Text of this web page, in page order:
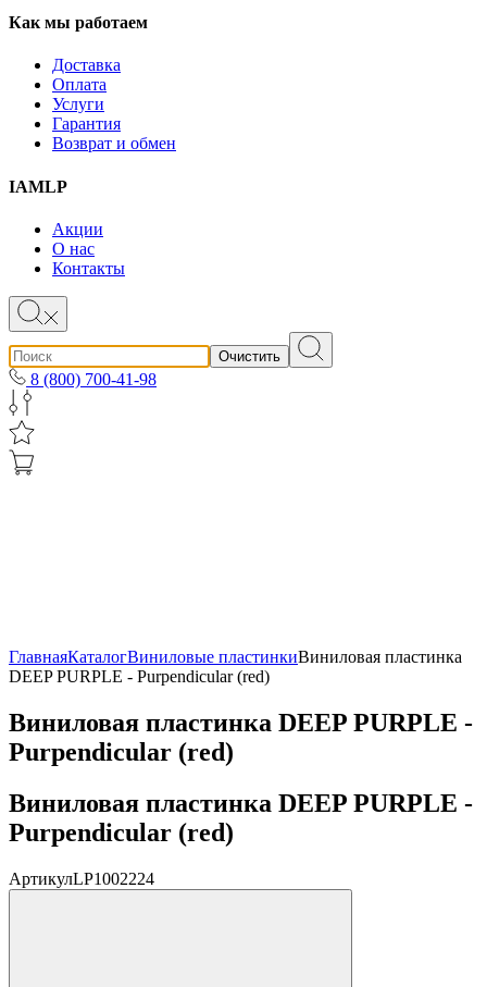
Как мы работаем
Доставка
Оплата
Услуги
Гарантия
Возврат и обмен
IAMLP
Акции
О нас
Контакты
Очистить
8 (800) 700-41-98
ГлавнаяКаталогВиниловые пластинкиВиниловая пластинка
DEEP PURPLE - Purpendicular (red)
Виниловая пластинка DEEP PURPLE -
Purpendicular (red)
Виниловая пластинка DEEP PURPLE -
Purpendicular (red)
АртикулLP1002224